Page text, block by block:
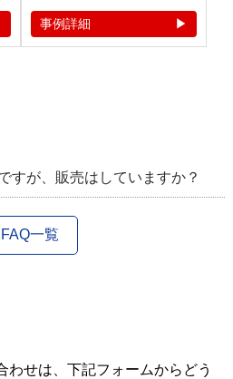
事例詳細
すが、販売はしていますか？
FAQ一覧
わせは、下記フォームからどう